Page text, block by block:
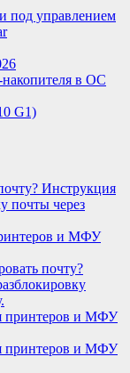
под управлением
в ОС
G1)
Инструкция
почты через
и МФУ
почту?
принтеров и МФУ
принтеров и МФУ